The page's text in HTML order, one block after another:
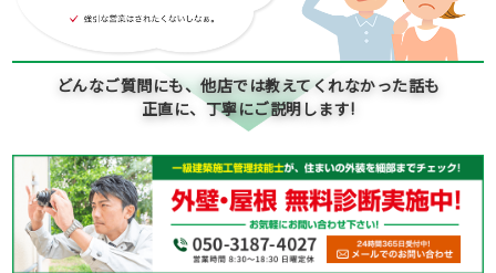
どんなご質問にも、他店では教えてくれなかった話も
正直に、丁寧にご説明します!